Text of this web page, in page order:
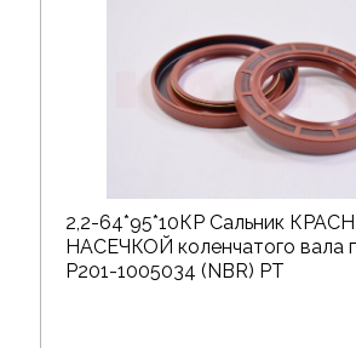
2,2-64*95*10КР Сальник
НАСЕЧКОЙ коленчатого вала
Р201-1005034 (NBR) РТ